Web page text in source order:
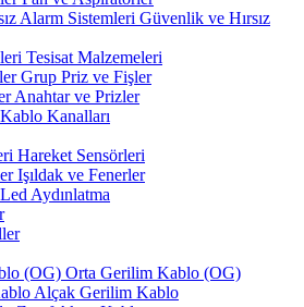
Güvenlik ve Hırsız
Tesisat Malzemeleri
Grup Priz ve Fişler
Anahtar ve Prizler
Kablo Kanalları
Hareket Sensörleri
Işıldak ve Fenerler
Led Aydınlatma
Orta Gerilim Kablo (OG)
Alçak Gerilim Kablo